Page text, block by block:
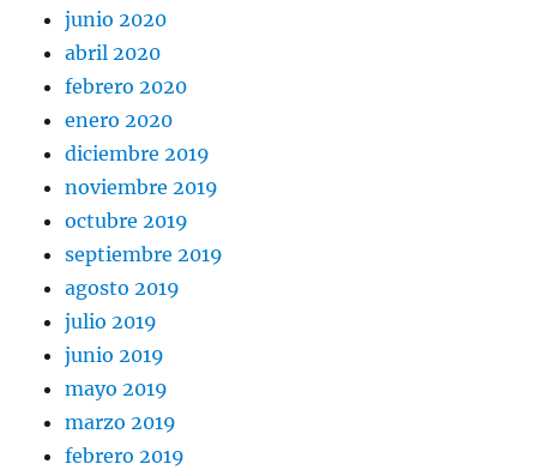
junio 2020
abril 2020
febrero 2020
enero 2020
diciembre 2019
noviembre 2019
octubre 2019
septiembre 2019
agosto 2019
julio 2019
junio 2019
mayo 2019
marzo 2019
febrero 2019